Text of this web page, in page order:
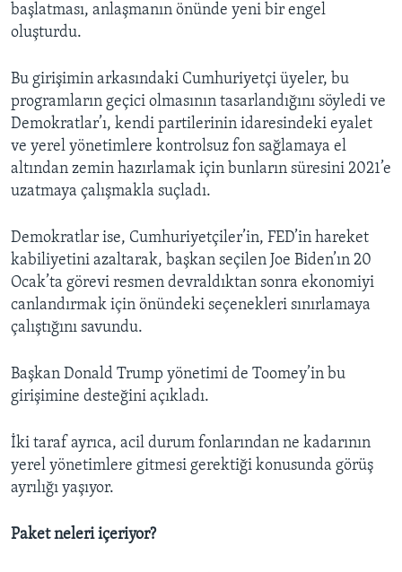
başlatması, anlaşmanın önünde yeni bir engel
oluşturdu.
Bu girişimin arkasındaki Cumhuriyetçi üyeler, bu
programların geçici olmasının tasarlandığını söyledi ve
Demokratlar’ı, kendi partilerinin idaresindeki eyalet
ve yerel yönetimlere kontrolsuz fon sağlamaya el
altından zemin hazırlamak için bunların süresini 2021’e
uzatmaya çalışmakla suçladı.
Demokratlar ise, Cumhuriyetçiler’in, FED’in hareket
kabiliyetini azaltarak, başkan seçilen Joe Biden’ın 20
Ocak’ta görevi resmen devraldıktan sonra ekonomiyi
canlandırmak için önündeki seçenekleri sınırlamaya
çalıştığını savundu.
Başkan Donald Trump yönetimi de Toomey’in bu
girişimine desteğini açıkladı.
İki taraf ayrıca, acil durum fonlarından ne kadarının
yerel yönetimlere gitmesi gerektiği konusunda görüş
ayrılığı yaşıyor.
Paket neleri içeriyor?